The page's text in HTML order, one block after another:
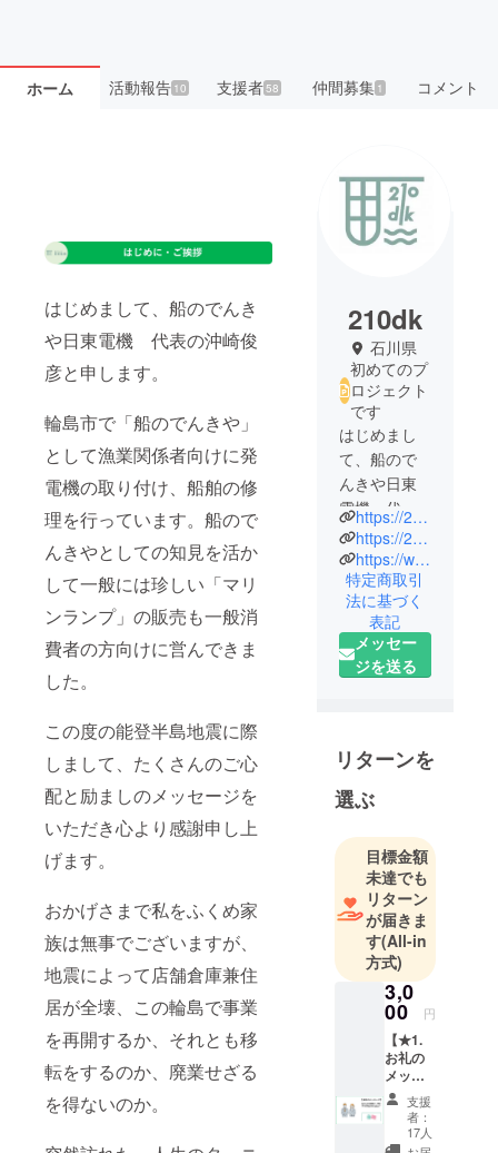
ホーム 活動報告10 支援者58 仲間募集 1 コメント
はじめまして、船のでんき
や日東電機 代表の沖崎俊
彦と申します。
輪島市で「船のでんきや」
として漁業関係者向けに発
電機の取り付け、船舶の修
理を行っています。船ので
んきやとしての知見を活か
して一般には珍しい「マリ
ンランプ」の販売も一般消
費者の方向けに営んできま
した。
この度の能登半島地震に際
しまして、たくさんのご心
配と励ましのメッセージを
いただき心より感謝申し上
げます。
おかげさまで私をふくめ家
族は無事でございますが、
地震によって店舗倉庫兼住
居が全壊、この輪島で事業
を再開するか、それとも移
転をするのか、廃業せざる
を得ないのか。
210dk
石川県
初めてのプ
ロジェクト
です
はじめまし
て、船ので
んきや日東
電機 代表
の沖崎俊彦
と申しま
す。
能登半島輪
島の漁業復
興のために
ご協力お願
https://210dk.com
https://210dk.thebase.in/
https://www.instagram.com/210dk_ig/
特定商取引
法に基づく
表記
メッセー
ジを送る
リターンを
選ぶ
目標金額
未達でも
リターン
が届きま
す(All-in
方式)
3,0
00 円
【★1.
お礼の
メッ
セー
ジ】 船
のでん
きや日
支援
者：
17人